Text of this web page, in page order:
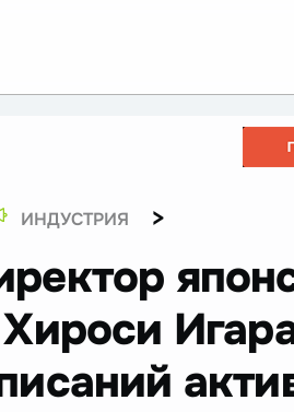
ИНДУСТРИЯ >